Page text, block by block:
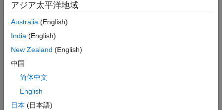
既定値:オフ
コマンド ライン構文:
影響度
Medium
バージョン履歴
R2017b で導入
参考
アジア太平洋地域
Australia (English)
India (English)
New Zealand (English)
中国
简体中文
English
日本 (日本語)